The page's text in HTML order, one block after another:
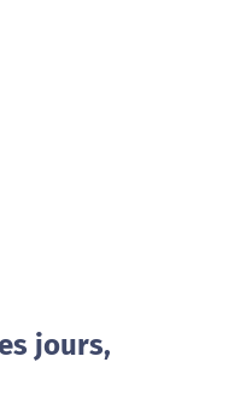
jours,